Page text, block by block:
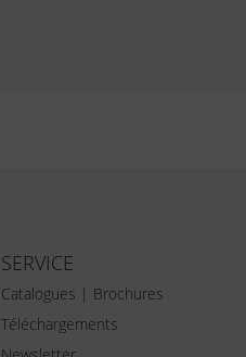
SERVICE
Catalogues | Brochures
Téléchargements